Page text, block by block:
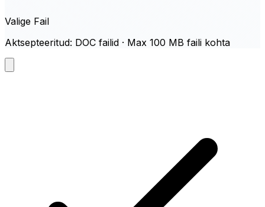
Valige Fail
Aktsepteeritud: DOC failid · Max 100 MB faili kohta